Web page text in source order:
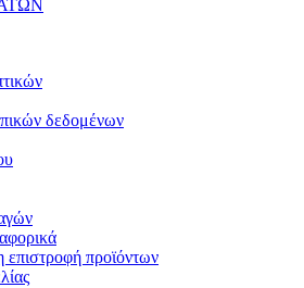
δεδομένων
προϊόντων